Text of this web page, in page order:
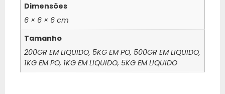
Dimensões
6 × 6 × 6 cm
Tamanho
200GR EM LIQUIDO, 5KG EM PO, 500GR EM LIQUIDO,
1KG EM PO, 1KG EM LIQUIDO, 5KG EM LIQUIDO